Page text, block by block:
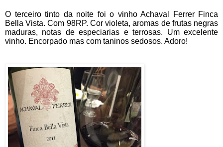
O terceiro tinto da noite foi o vinho Achaval Ferrer Finca
Bella Vista. Com 98RP. Cor violeta, aromas de frutas negras
maduras, notas de especiarias e terrosas. Um excelente
vinho. Encorpado mas com taninos sedosos. Adoro!